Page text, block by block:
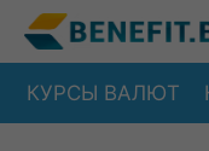
КУРСЫ ВАЛЮТ